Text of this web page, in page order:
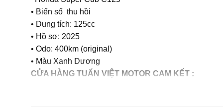
• Biển số thu hồi
• Dung tích: 125cc
• Hồ sơ: 2025
• Odo: 400km (original)
• Màu Xanh Dương
CỬA HÀNG TUẤN VIỆT MOTOR CAM KẾT :